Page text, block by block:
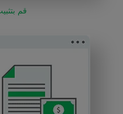
قم